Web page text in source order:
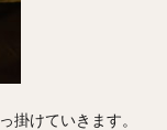
掛けていきます。